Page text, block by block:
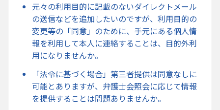
元々の利用目的に記載のないダイレクトメール
の送信などを追加したいのですが、利用目的の
変更等の「同意」のために、手元にある個人情
報を利用して本人に連絡することは、目的外利
用になりませんか。
「法令に基づく場合」第三者提供は同意なしに
可能とありますが、弁護士会照会に応じて情報
を提供することは問題ありませんか。